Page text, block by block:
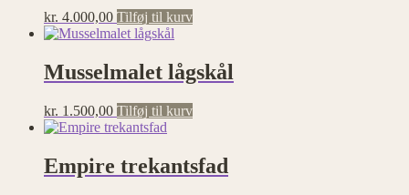
kr. 4.000,00 Tilføj til kurv
Musselmalet lågskål
kr. 1.500,00 Tilføj til kurv
Empire trekantsfad